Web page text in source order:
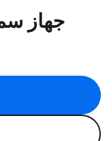
جهاز